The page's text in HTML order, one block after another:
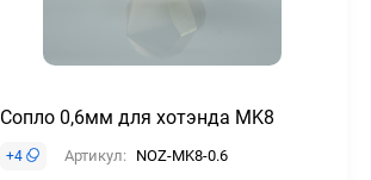
Сопло 0,6мм для хотэнда MK8
+4 Артикул: NOZ-MK8-0.6